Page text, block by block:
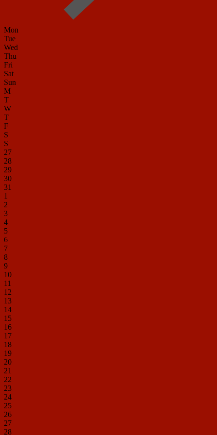
Mon
Tue
Wed
Thu
Fri
Sat
Sun
M
T
W
T
F
S
S
27
28
29
30
31
1
2
3
4
5
6
7
8
9
10
11
12
13
14
15
16
17
18
19
20
21
22
23
24
25
26
27
28